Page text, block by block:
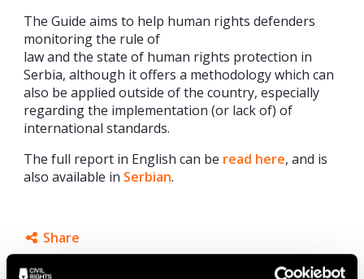
The Guide aims to help human rights defenders
monitoring the rule of
law and the state of human rights protection in
Serbia, although it offers a methodology which can
also be applied outside of the country, especially
regarding the implementation (or lack of) of
international standards.
The full report in English can be read here, and is
also available in Serbian.
Share
Tags